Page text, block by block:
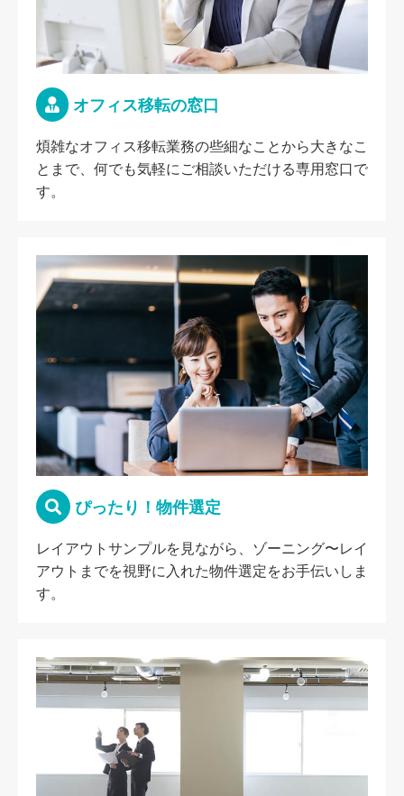
オフィス移転の窓口
煩雑なオフィス移転業務の些細なことから大きなこ
とまで、何でも気軽にご相談いただける専用窓口で
す。
ぴったり！物件選定
レイアウトサンプルを見ながら、ゾーニング〜レイ
アウトまでを視野に入れた物件選定をお手伝いしま
す。